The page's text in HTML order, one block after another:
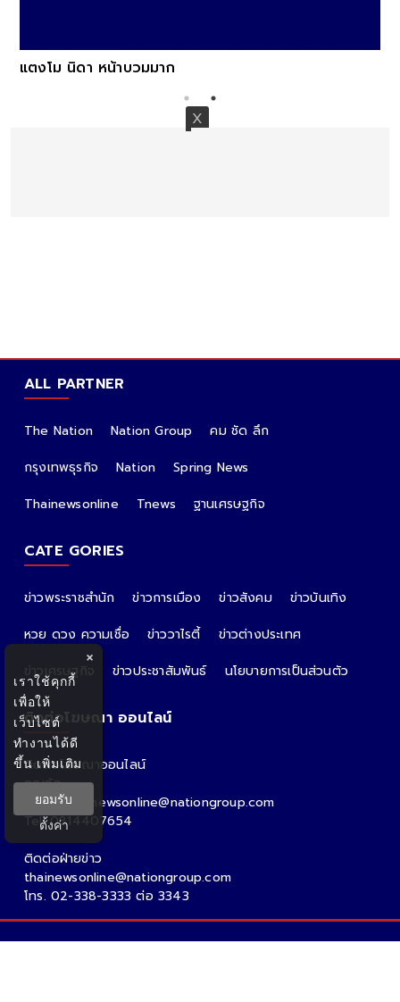
แตงโม นิดา หน้าบวมมาก
ALL PARTNER
The Nation Nation Group
คม ชัด ลึก
กรุงเทพธุรกิจ
Nation
Spring News
Thainewsonline
Tnews ฐานเศรษฐกิจ
CATE GORIES
ข่าวพระราชสำนัก ข่าวการเมือง ข่าวสังคม
ข่าวบันเทิง
หวย ดวง ความเชื่อ
ข่าววาไรตี้
ข่าวต่างประเทศ
ข่าวเศรษฐกิจ
ข่าวประชาสัมพันธ์ นโยบายการเป็นส่วนตัว
ติดต่อโฆษณา ออนไลน์
ติดต่อโฆษณาออนไลน์
คุณอ้อ
Email : thainewsonline@nationgroup.com
Tel: 0814407654
ติดต่อฝ่ายข่าว
thainewsonline@nationgroup.com
โทร. 02-338-3333 ต่อ 3343
×
เราใช้คุกกี้
เพื่อให้
เว็บไซต์
ทำงานได้ดี
ขึ้นเพิ่มเติม
ยอมรับ
ตั้งค่า